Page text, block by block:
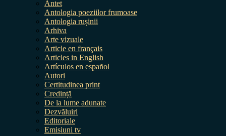
Antet
Antologia poeziilor frumoase
Antologia rușinii
Arhiva
Arte vizuale
Article en français
Articles in English
Artículos en español
Autori
Certitudinea print
Credință
De la lume adunate
Dezvăluiri
Editoriale
Emisiuni tv